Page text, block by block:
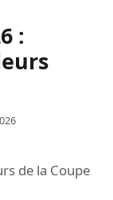
:
de la Coupe